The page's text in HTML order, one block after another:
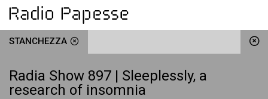
STANCHEZZA
Radia Show 897 | Sleeplessly, a
research of insomnia